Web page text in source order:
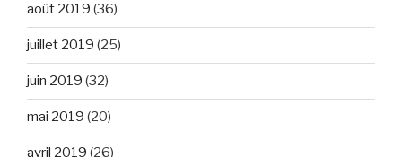
août 2019 (36)
juillet 2019 (25)
juin 2019 (32)
mai 2019 (20)
avril 2019 (26)